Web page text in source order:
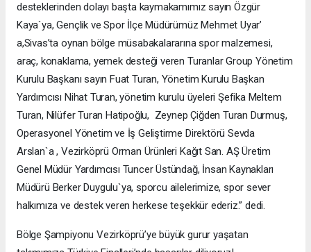
desteklerinden dolayı başta kaymakamımız sayın Özgür
Kaya`ya, Gençlik ve Spor İlçe Müdürümüz Mehmet Uyar’
a,Sivas’ta oynan bölge müsabakalararına spor malzemesi,
araç, konaklama, yemek desteği veren Turanlar Group Yönetim
Kurulu Başkanı sayın Fuat Turan, Yönetim Kurulu Başkan
Yardımcısı Nihat Turan, yönetim kurulu üyeleri Şefika Meltem
Turan, Nilüfer Turan Hatipoğlu, Zeynep Çiğden Turan Durmuş,
Operasyonel Yönetim ve İş Geliştirme Direktörü Sevda
Arslan`a , Vezirköprü Orman Ürünleri Kağıt San. AŞ Üretim
Genel Müdür Yardımcısı Tuncer Üstündağ, İnsan Kaynakları
Müdürü Berker Duygulu`ya, sporcu ailelerimize, spor sever
halkımıza ve destek veren herkese teşekkür ederiz.” dedi.
Bölge Şampiyonu Vezirköprü’ye büyük gurur yaşatan